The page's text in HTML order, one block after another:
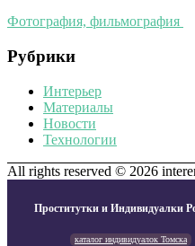
Фотография, фильмография
Рубрики
Интерьер
Материалы
Новости
Технологии
All rights reserved © 2026
Проститутки и Индивидуалки
каталог индивидуалок Томска